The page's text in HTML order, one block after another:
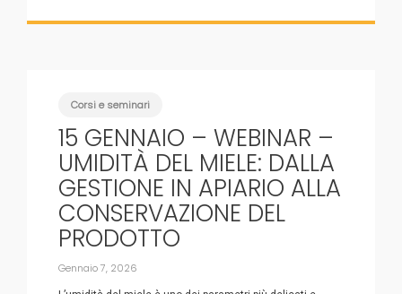
Corsi e seminari
15 GENNAIO – WEBINAR –
UMIDITÀ DEL MIELE: DALLA
GESTIONE IN APIARIO ALLA
CONSERVAZIONE DEL
PRODOTTO
Gennaio 7, 2026